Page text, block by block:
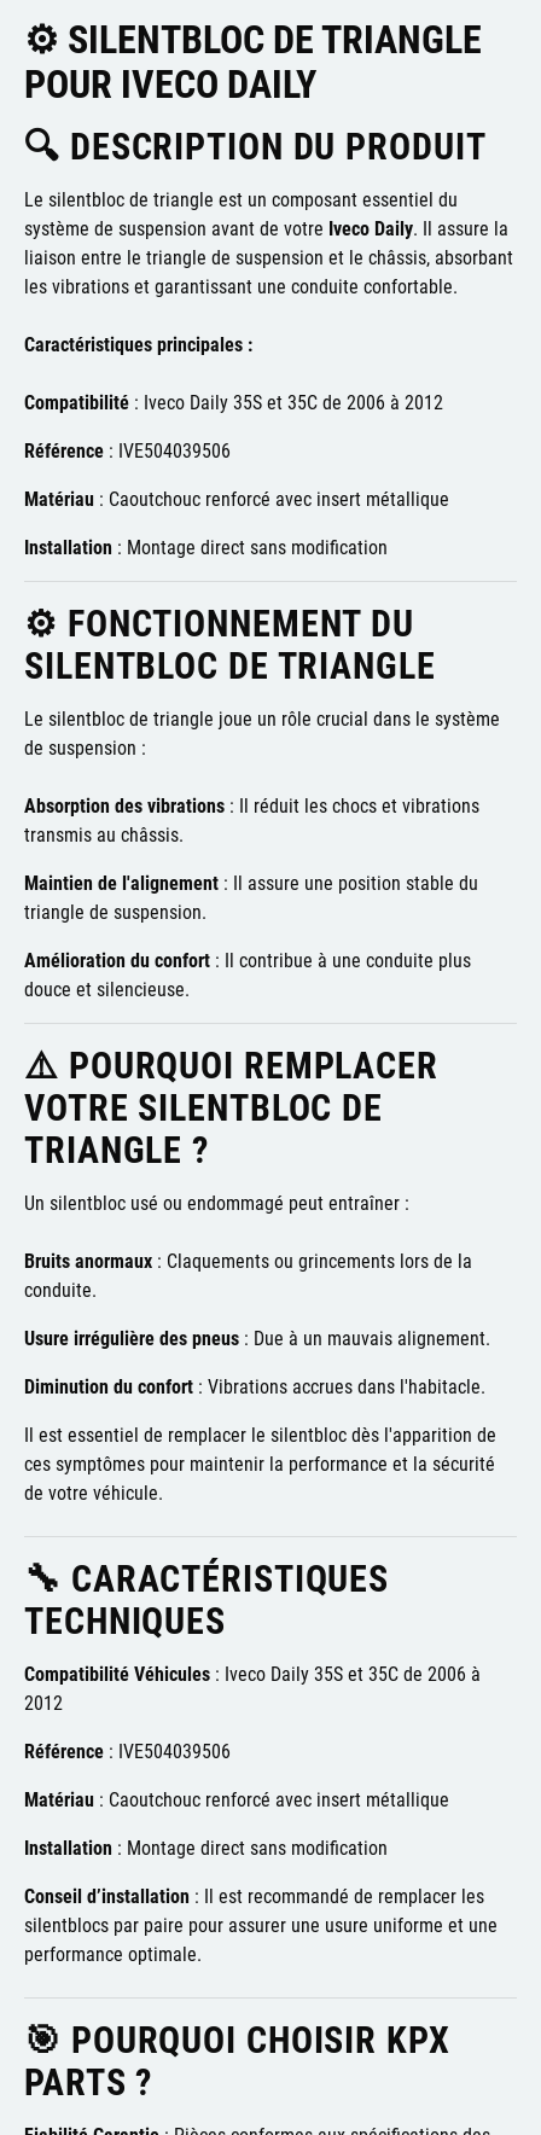
⚙️ SILENTBLOC DE TRIANGLE
POUR IVECO DAILY
🔍 DESCRIPTION DU PRODUIT
Le silentbloc de triangle est un composant essentiel du
système de suspension avant de votre Iveco Daily. Il assure la
liaison entre le triangle de suspension et le châssis, absorbant
les vibrations et garantissant une conduite confortable.
Caractéristiques principales :
Compatibilité : Iveco Daily 35S et 35C de 2006 à 2012
Référence : IVE504039506
Matériau : Caoutchouc renforcé avec insert métallique
Installation : Montage direct sans modification
⚙️ FONCTIONNEMENT DU
SILENTBLOC DE TRIANGLE
Le silentbloc de triangle joue un rôle crucial dans le système
de suspension :
Absorption des vibrations : Il réduit les chocs et vibrations
transmis au châssis.
Maintien de l'alignement : Il assure une position stable du
triangle de suspension.
Amélioration du confort : Il contribue à une conduite plus
douce et silencieuse.
⚠️ POURQUOI REMPLACER
VOTRE SILENTBLOC DE
TRIANGLE ?
Un silentbloc usé ou endommagé peut entraîner :
Bruits anormaux : Claquements ou grincements lors de la
conduite.
Usure irrégulière des pneus : Due à un mauvais alignement.
Diminution du confort : Vibrations accrues dans l'habitacle.
Il est essentiel de remplacer le silentbloc dès l'apparition de
ces symptômes pour maintenir la performance et la sécurité
de votre véhicule.
🔧 CARACTÉRISTIQUES
TECHNIQUES
Compatibilité Véhicules : Iveco Daily 35S et 35C de 2006 à
2012
Référence : IVE504039506
Matériau : Caoutchouc renforcé avec insert métallique
Installation : Montage direct sans modification
Conseil d’installation : Il est recommandé de remplacer les
silentblocs par paire pour assurer une usure uniforme et une
performance optimale.
🎯 POURQUOI CHOISIR KPX
PARTS ?